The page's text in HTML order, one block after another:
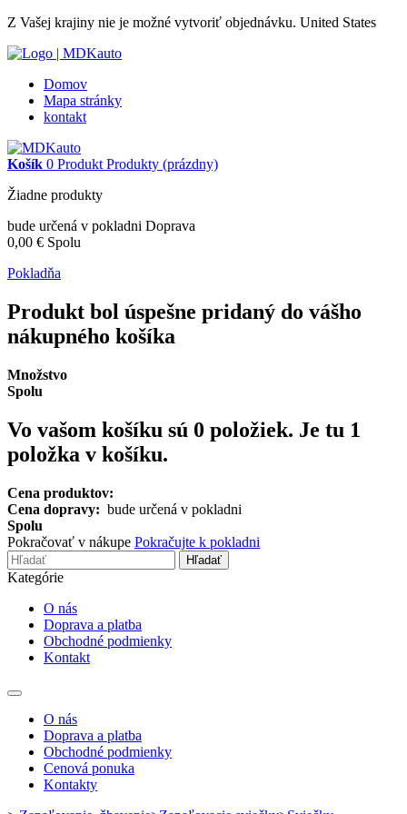
Z Vašej krajiny nie je možné vytvoriť objednávku. United States
Domov
Mapa stránky
kontakt
Košík 0 Produkt Produkty (prázdny)
Žiadne produkty
bude určená v pokladni Doprava
0,00 € Spolu
Pokladňa
Produkt bol úspešne pridaný do vášho
nákupného košíka
Množstvo
Spolu
Vo vašom košíku sú 0 položiek. Je tu 1
položka v košíku.
Cena produktov:
Cena dopravy: bude určená v pokladni
Spolu
Pokračovať v nákupe Pokračujte k pokladni
Hľadať
Kategórie
O nás
Doprava a platba
Obchodné podmienky
Kontakt
Toggle
navigationO nás
Doprava a platba
Obchodné podmienky
Cenová ponuka
Kontakty